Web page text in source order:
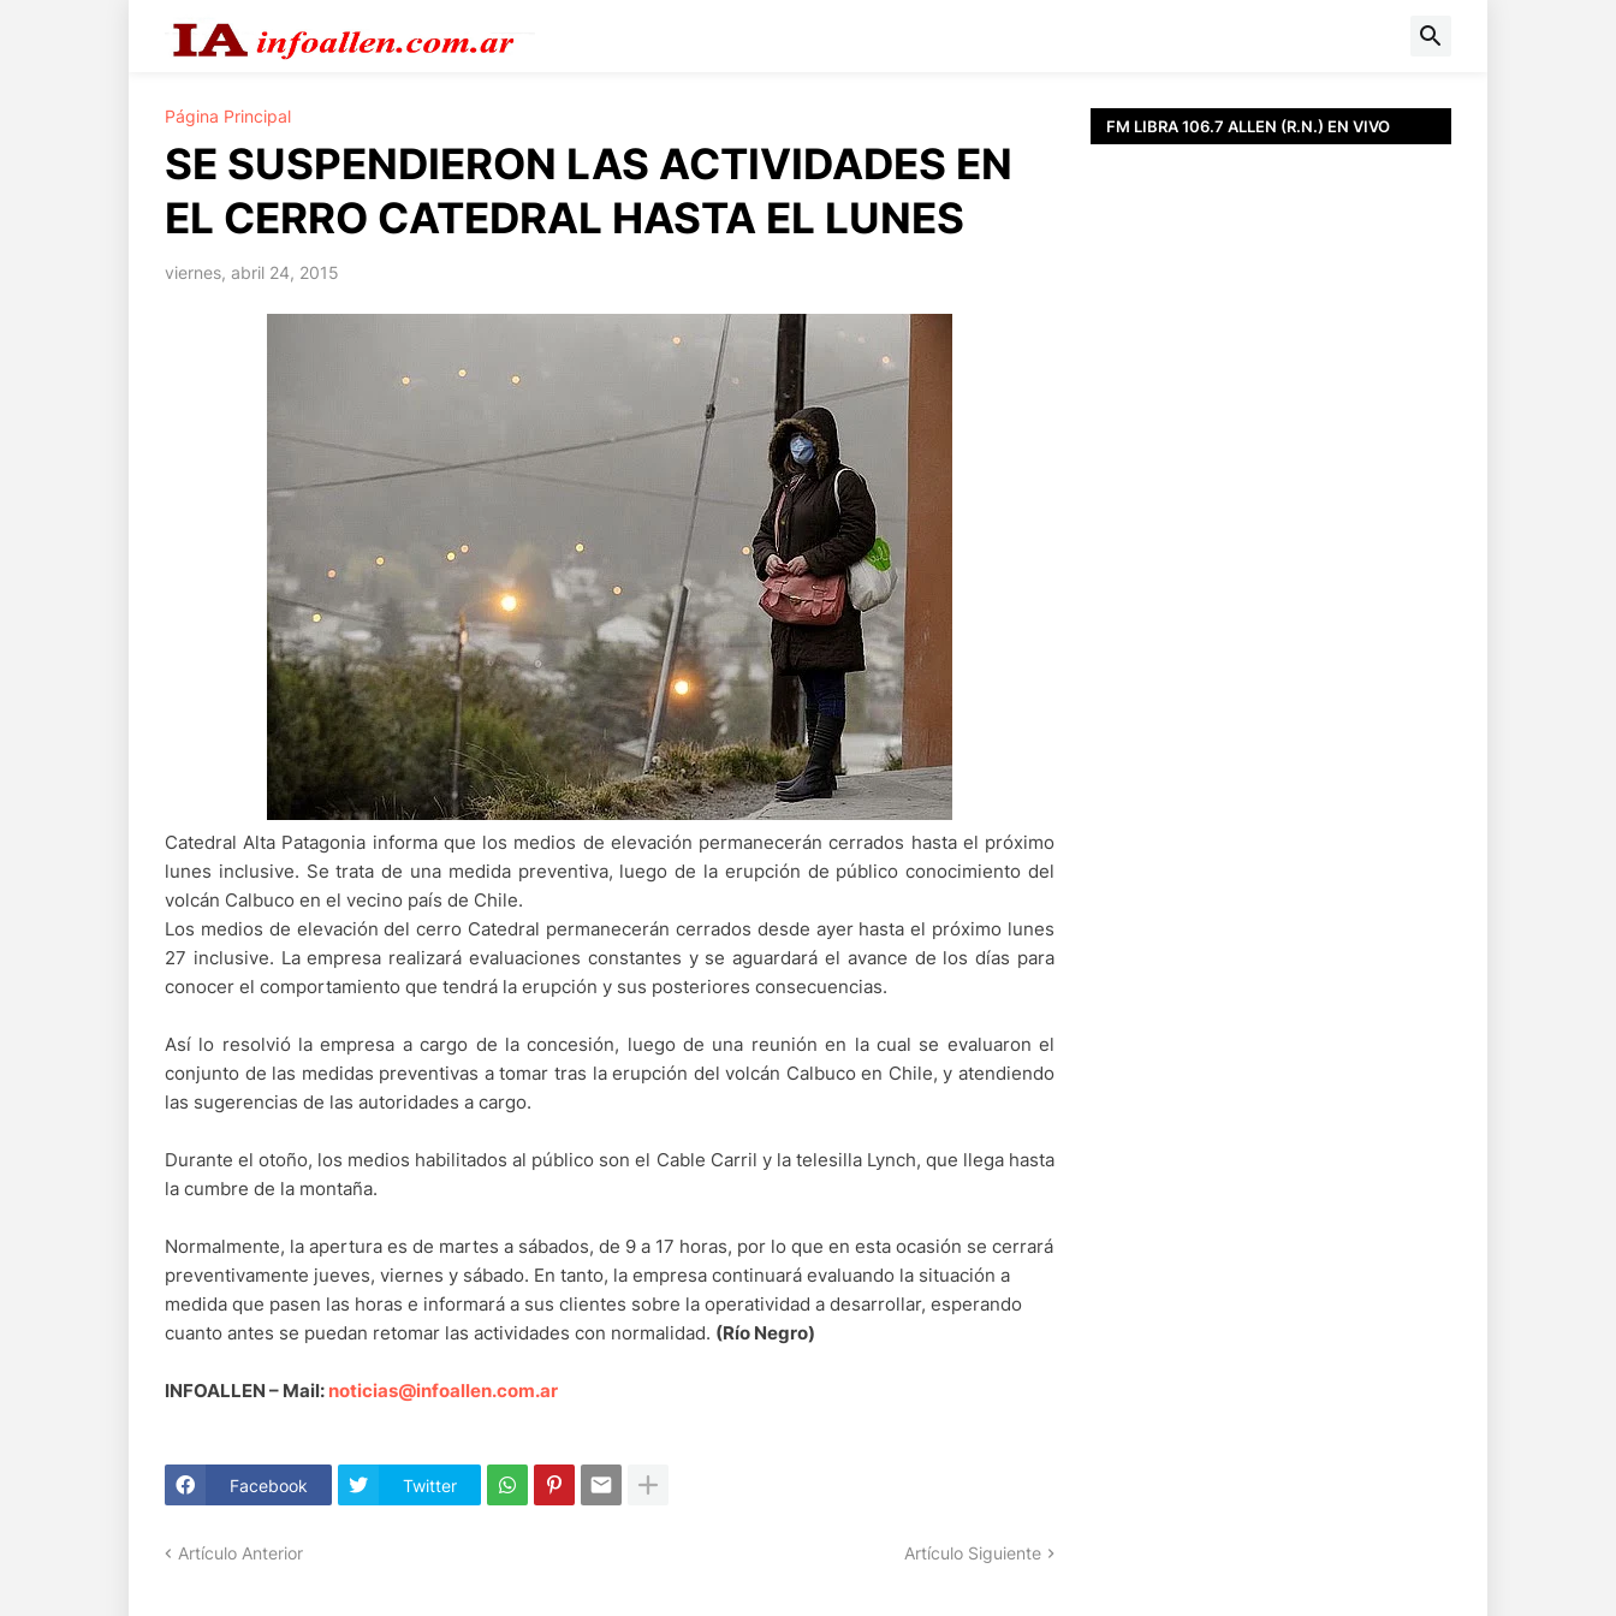
Página Principal
SE SUSPENDIERON LAS ACTIVIDADES EN
EL CERRO CATEDRAL HASTA EL LUNES
viernes, abril 24, 2015
Catedral Alta Patagonia informa que los medios de elevación permanecerán cerrados hasta el próximo
lunes inclusive. Se trata de una medida preventiva, luego de la erupción de público conocimiento del
volcán Calbuco en el vecino país de Chile.
Los medios de elevación del cerro Catedral permanecerán cerrados desde ayer hasta el próximo lunes
27 inclusive. La empresa realizará evaluaciones constantes y se aguardará el avance de los días para
conocer el comportamiento que tendrá la erupción y sus posteriores consecuencias.
Así lo resolvió la empresa a cargo de la concesión, luego de una reunión en la cual se evaluaron el
conjunto de las medidas preventivas a tomar tras la erupción del volcán Calbuco en Chile, y atendiendo
las sugerencias de las autoridades a cargo.
Durante el otoño, los medios habilitados al público son el Cable Carril y la telesilla Lynch, que llega hasta
la cumbre de la montaña.
Normalmente, la apertura es de martes a sábados, de 9 a 17 horas, por lo que en esta ocasión se cerrará
preventivamente jueves, viernes y sábado. En tanto, la empresa continuará evaluando la situación a
medida que pasen las horas e informará a sus clientes sobre la operatividad a desarrollar, esperando
cuanto antes se puedan retomar las actividades con normalidad. (Río Negro)
INFOALLEN – Mail: noticias@infoallen.com.ar
Facebook Twitter
Artículo Anterior Artículo Siguiente
FM LIBRA 106.7 ALLEN (R.N.) EN VIVO